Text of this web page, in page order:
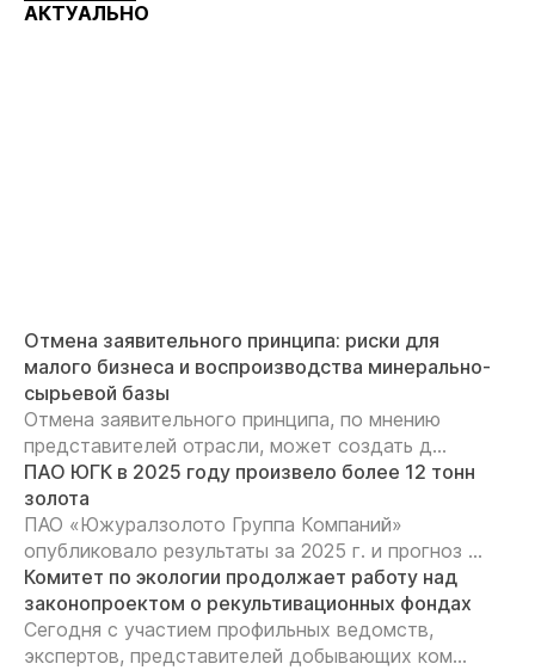
АКТУАЛЬНО
Отмена заявительного принципа: риски для
малого бизнеса и воспроизводства минерально-
сырьевой базы
Отмена заявительного принципа, по мнению
представителей отрасли, может создать д...
ПАО ЮГК в 2025 году произвело более 12 тонн
золота
ПАО «Южуралзолото Группа Компаний»
опубликовало результаты за 2025 г. и прогноз ...
Комитет по экологии продолжает работу над
законопроектом о рекультивационных фондах
Сегодня с участием профильных ведомств,
экспертов, представителей добывающих ком...